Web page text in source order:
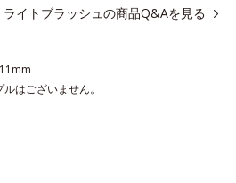
分不使用 ●キサンテン系色素不使用
うるおいを与え、色の密着感を高める
上がりを保つ処方
*3=クリアな発色を実現する粉体
ライトブラッシュの商品Q&Aを見る
はございません。